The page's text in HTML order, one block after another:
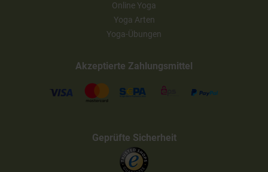
Online Yoga
Yoga Arten
Yoga-Übungen
Akzeptierte Zahlungsmittel
Geprüfte Sicherheit